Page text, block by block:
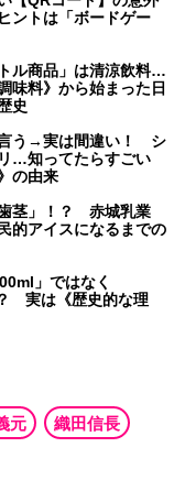
ントは「ボードゲー
ル商品」は清涼飲料…
料》から始まった日
史
う→実は間違い！ シ
…知ってたらすごい
の由来
茎」！？ 赤城乳業
的アイスになるまでの
」ではなく
実は《歴史的な理
元 織田信長